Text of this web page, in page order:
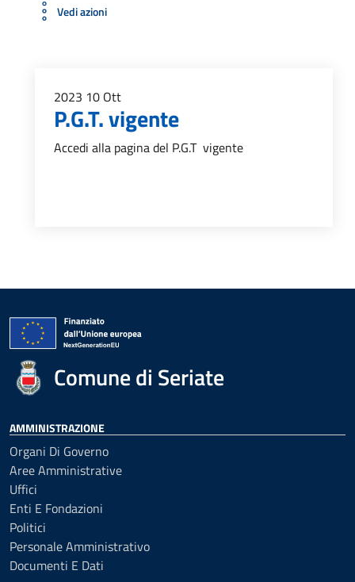
Vedi azioni
2023 10 Ott
P.G.T. vigente
Accedi alla pagina del P.G.T vigente
Comune di Seriate
AMMINISTRAZIONE
Organi Di Governo
Aree Amministrative
Uffici
Enti E Fondazioni
Politici
Personale Amministrativo
Documenti E Dati